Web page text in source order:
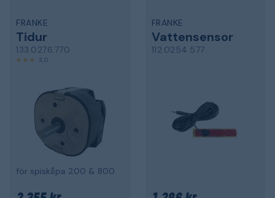
FRANKE
Tidur
133.0276.770
3,0
för spiskåpa 200 & 800
FRANKE
Vattensensor
112.0254.577